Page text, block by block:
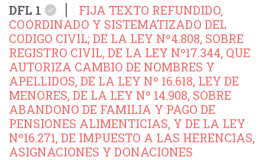
DFL 1
FIJA TEXTO REFUNDIDO,
COORDINADO Y SISTEMATIZADO DEL
CODIGO CIVIL; DE LA LEY Nº4.808, SOBRE
REGISTRO CIVIL, DE LA LEY Nº17.344, QUE
AUTORIZA CAMBIO DE NOMBRES Y
APELLIDOS, DE LA LEY Nº 16.618, LEY DE
MENORES, DE LA LEY Nº 14.908, SOBRE
ABANDONO DE FAMILIA Y PAGO DE
PENSIONES ALIMENTICIAS, Y DE LA LEY
Nº16.271, DE IMPUESTO A LAS HERENCIAS,
ASIGNACIONES Y DONACIONES